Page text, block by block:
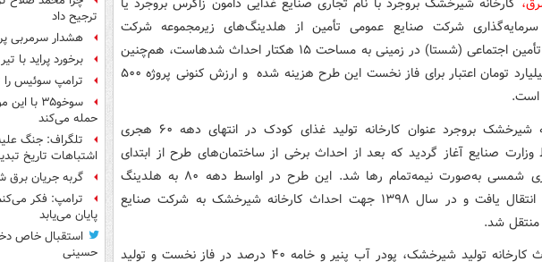
شرکت صنایع عمومی تأمین از هلدینگ‌های زیرمجموعه شرکت
سرمایه‌گذاری تأمین اجتماعی (شستا) در زمینی به مساحت ۱۵ هکتار احداث شدهاست، هم‌چنین
بیش از ۱۹۱ میلیارد تومان اعتبار برای فاز نخست این طرح هزینه شده و ارزش کنونی پروژه ۵۰۰
است.
شروع کارخانه شیرخشک بروجرد عنوان کارخانه تولید غذای کودک در انتهای دهه ۶۰ هجری
صنایع آغاز گردید که بعد از احداث برخی از ساختمان‌های طرح از ابتدای
دهه ۷۰ هجری شمسی به‌صورت نیمه‌تمام رها شد. این طرح در اواسط دهه ۸۰ به هلدینگ
دارویی شستا انتقال یافت و در سال ۱۳۹۸ جهت احداث کارخانه شیرخشک به شرکت صنایع
شد.
هدف از احداث کارخانه تولید شیرخشک، پودر آب پنیر و خامه ۴۰ درصد در فاز نخست و تولید
ترجیح داد
هشدار سرمربی
برخورد پراید با تیر برق ۲ فوتی بر
ترامپ سوئیس را
سوخو۳۵
حمله می‌کند
تلگراف: جنگ
اشتباهات تاریخ
گربه جریان برق
ترامپ: فکر
پایان می‌یابد
استقبال خاص
حسینی